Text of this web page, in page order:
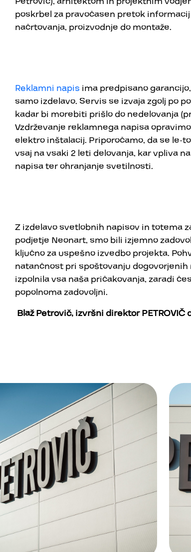
drogovi za zastave
poskrbel za pravočasen pretok
načrtovanja, proizvodnje do montaže.
Reklamni napis ima predpisano
samo izdelavo. Servis se izvaja zgolj po
kadar bi morebiti prišlo do nedelovanja
Vzdrževanje reklamnega napisa
elektro inštalacij. Priporočamo, da se le-
vsaj na vsaki 2 leti delovanja, kar vpliva
napisa ter ohranjanje svetilnosti.
Z izdelavo svetlobnih napisov in totema
podjetje Neonart, smo bili izjemno
ključno za uspešno izvedbo projekta.
natančnost pri spoštovanju
izpolnila vsa naša pričakovanja, zaradi
popolnoma zadovoljni.
BlažPetrovič, izvršni direktorPETROVIČ